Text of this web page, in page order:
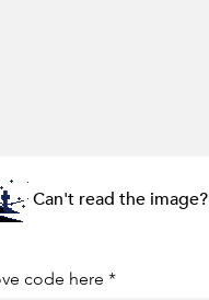
Can't read the image?
code here *